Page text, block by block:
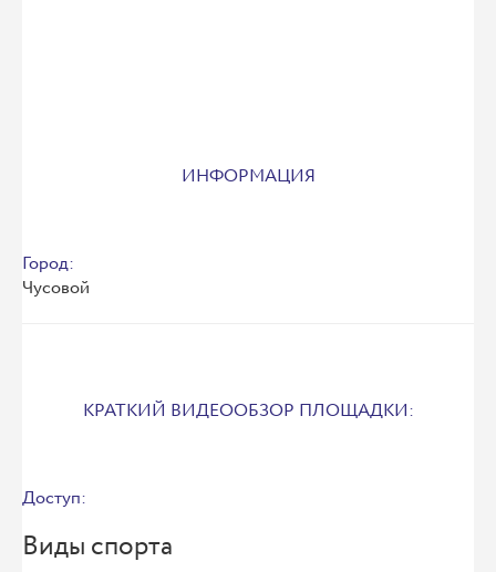
ИНФОРМАЦИЯ
Город:
Чусовой
КРАТКИЙ ВИДЕООБЗОР ПЛОЩАДКИ:
Доступ:
Виды спорта